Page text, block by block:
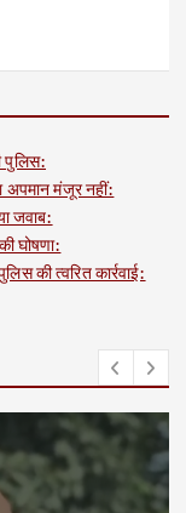
पुलिस:
अपमान मंजूर नहीं:
जवाब:
घोषणा:
की त्वरित कार्रवाई: